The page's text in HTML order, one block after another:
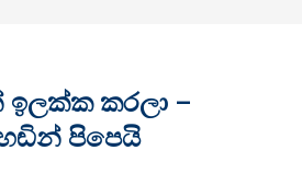
ඉලක්ක කරලා –
පිපෙයි